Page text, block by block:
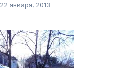
22 января, 2013